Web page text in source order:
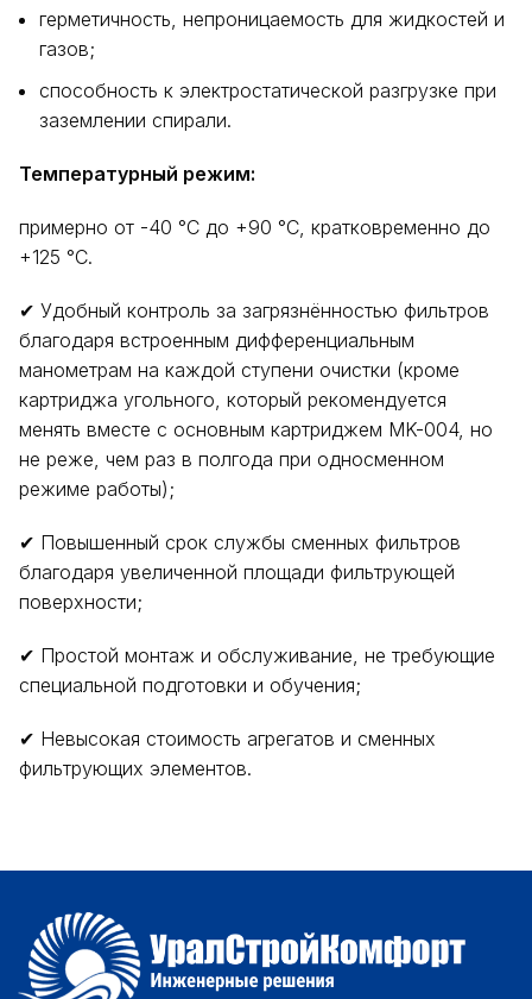
герметичность, непроницаемость для жидкостей и
газов;
способность к электростатической разгрузке при
заземлении спирали.
Температурный режим:
примерно от -40 °C до +90 °C, кратковременно до
+125 °C.
✔ Удобный контроль за загрязнённостью фильтров
благодаря встроенным дифференциальным
манометрам на каждой ступени очистки (кроме
картриджа угольного, который рекомендуется
менять вместе с основным картриджем MK-004, но
не реже, чем раз в полгода при односменном
режиме работы);
✔ Повышенный срок службы сменных фильтров
благодаря увеличенной площади фильтрующей
поверхности;
✔ Простой монтаж и обслуживание, не требующие
специальной подготовки и обучения;
✔ Невысокая стоимость агрегатов и сменных
фильтрующих элементов.